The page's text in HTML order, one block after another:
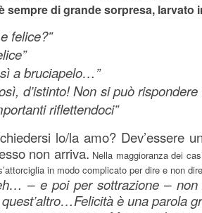
sempre di grande sorpresa, larvato
felice?”
a bruciapelo…”
d’istinto! Non si può
riflettendoci”
lo/la amo? Dev’essere
non arriva. Nella maggioranza dei
in modo complicato per dire e non
– e poi per sottrazione –
è una parola